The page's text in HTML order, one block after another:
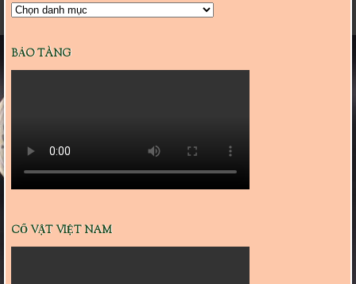
Danh
BẢO TÀNG
CỔ VẬT VIỆT NAM